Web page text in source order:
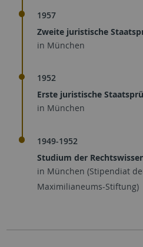
1957
Zweite juristische
in München
1952
Erste juristische
in München
1949-1952
Studium der
in München (Stipendiat
Maximilianeums-Stiftung)